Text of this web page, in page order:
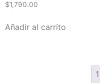
$1,790.00
Añadir al carrito
1